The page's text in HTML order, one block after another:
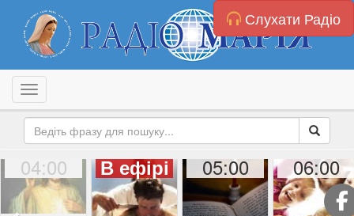
Слухати Радіо
Toggle navigation
04:00 В ефірі 05:00 06:00